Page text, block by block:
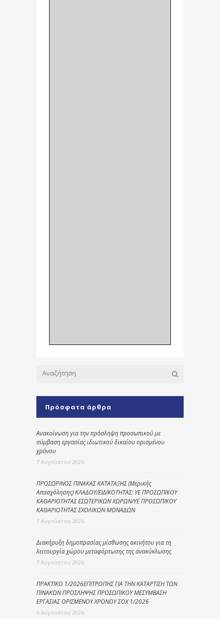
Πρόσφατα άρθρα
Ανακοίνωση για την πρόσληψη προσωπικού με
σύμβαση εργασίας ιδιωτικού δικαίου ορισμένου
χρόνου
7 Αυγούστου 2026
ΠΡΟΣΩΡΙΝΟΣ ΠΙΝΑΚΑΣ ΚΑΤΑΤΑΞΗΣ (Μερικής
Απασχόλησης) ΚΛΑΔΟΥ/ΕΙΔΙΚΟΤΗΤΑΣ: ΥΕ ΠΡΟΣΩΠΙΚΟΥ
ΚΑΘΑΡΙΟΤΗΤΑΣ ΕΣΩΤΕΡΙΚΩΝ ΧΩΡΩΝ/ΥΕ ΠΡΟΣΩΠΙΚΟΥ
ΚΑΘΑΡΙΟΤΗΤΑΣ ΣΧΟΛΙΚΩΝ ΜΟΝΑΔΩΝ
7 Αυγούστου 2026
Διακήρυξη δημοπρασίας μίσθωσης ακινήτου για τη
λειτουργία χώρου μεταφόρτωσης της ανακύκλωσης
7 Αυγούστου 2026
ΠΡΑΚΤΙΚΟ 1/2026ΕΠΙΤΡΟΠΗΣ ΓΙΑ ΤΗΝ ΚΑΤΑΡΤΙΣΗ ΤΩΝ
ΠΙΝΑΚΩΝ ΠΡΟΣΛΗΨΗΣ ΠΡΟΣΩΠΙΚΟΥ ΜΕΣΥΜΒΑΣΗ
ΕΡΓΑΣΙΑΣ ΟΡΙΣΜΕΝΟΥ ΧΡΟΝΟΥ ΣΟΧ 1/2026
6 Αυγούστου 2026